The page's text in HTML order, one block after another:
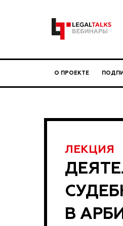
О ПРОЕКТЕ
ЛЕКЦИЯ
В